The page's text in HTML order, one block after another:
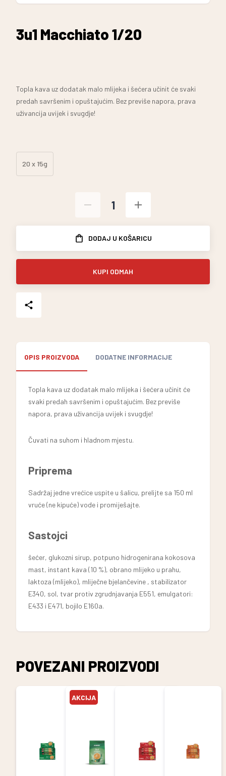
3u1 Macchiato 1/20
Topla kava uz dodatak malo mlijeka i šećera učinit će svaki
predah savršenim i opuštajućim. Bez previše napora, prava
uživancija uvijek i svugdje!
20 x 15g
DODAJ U KOŠARICU
KUPI ODMAH
OPIS PROIZVODA DODATNE INFORMACIJE
Topla kava uz dodatak malo mlijeka i šećera učinit će
svaki predah savršenim i opuštajućim. Bez previše
napora, prava uživancija uvijek i svugdje!
Čuvati na suhom i hladnom mjestu.
Priprema
Sadržaj jedne vrećice uspite u šalicu, prelijte sa 150 ml
vruće (ne kipuće) vode i promiješajte.
Sastojci
šećer, glukozni sirup, potpuno hidrogenirana kokosova
mast, instant kava (10 %), obrano mlijeko u prahu,
laktoza (mlijeko), mliječne bjelančevine , stabilizator
E340, sol, tvar protiv zgrudnjavanja E551, emulgatori:
E433 i E471, bojilo E160a.
POVEZANI PROIZVODI
AKCIJA